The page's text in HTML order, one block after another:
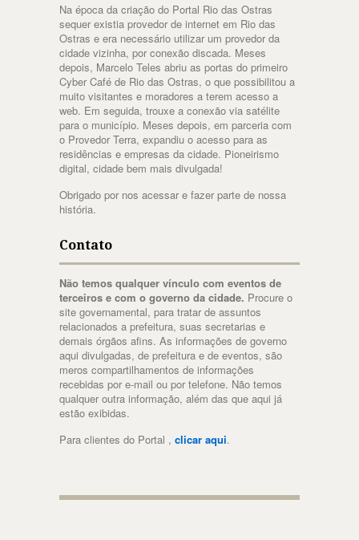
Na época da criação do Portal Rio das Ostras
sequer existia provedor de internet em Rio das
Ostras e era necessário utilizar um provedor da
cidade vizinha, por conexão discada. Meses
depois, Marcelo Teles abriu as portas do primeiro
Cyber Café de Rio das Ostras, o que possibilitou a
muito visitantes e moradores a terem acesso a
web. Em seguida, trouxe a conexão via satélite
para o município. Meses depois, em parceria com
o Provedor Terra, expandiu o acesso para as
residências e empresas da cidade. Pioneirismo
digital, cidade bem mais divulgada!
Obrigado por nos acessar e fazer parte de nossa
história.
Contato
Não temos qualquer vínculo com eventos de
terceiros e com o governo da cidade. Procure o
site governamental, para tratar de assuntos
relacionados a prefeitura, suas secretarias e
demais órgãos afins. As informações de governo
aqui divulgadas, de prefeitura e de eventos, são
meros compartilhamentos de informações
recebidas por e-mail ou por telefone. Não temos
qualquer outra informação, além das que aqui já
estão exibidas.
Para clientes do Portal , clicar aqui.